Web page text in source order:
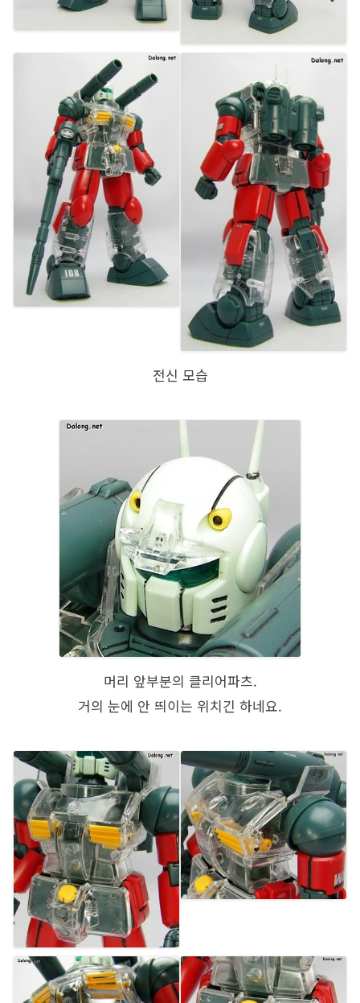
전신 모습
머리 앞부분의 클리어파츠.
거의 눈에 안 띄이는 위치긴 하네요.